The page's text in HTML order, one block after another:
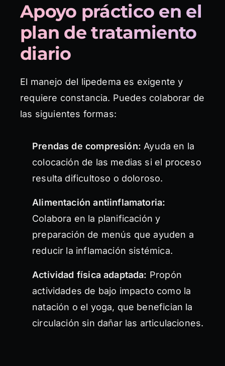
Apoyo práctico en el
plan de tratamiento
diario
El manejo del lipedema es exigente y
requiere constancia. Puedes colaborar de
las siguientes formas:
Prendas de compresión: Ayuda en la
colocación de las medias si el proceso
resulta dificultoso o doloroso.
Alimentación antiinflamatoria:
Colabora en la planificación y
preparación de menús que ayuden a
reducir la inflamación sistémica.
Actividad física adaptada: Propón
actividades de bajo impacto como la
natación o el yoga, que benefician la
circulación sin dañar las articulaciones.